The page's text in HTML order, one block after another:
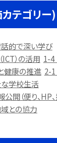
テゴリー)
的で深い学び
）の活用 1-
康の推進 2-1
学校生活
（便り、HP、
との協力